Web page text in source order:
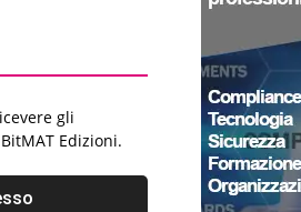
gli
Edizioni.